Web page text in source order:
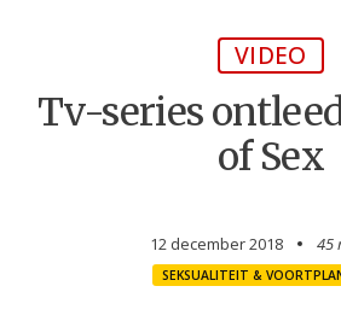
VIDEO
Tv-series
of Sex
12 december 2018 45
SEKSUALITEIT &